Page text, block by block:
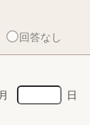
回答なし
月 日